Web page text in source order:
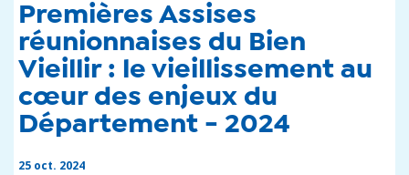
Premières Assises
réunionnaises du Bien
Vieillir : le vieillissement au
cœur des enjeux du
Département - 2024
25 oct. 2024